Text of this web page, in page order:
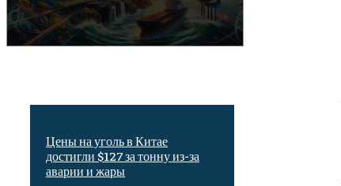
Цены на уголь в Китае
достигли $127 за тонну из-за
аварии и жары